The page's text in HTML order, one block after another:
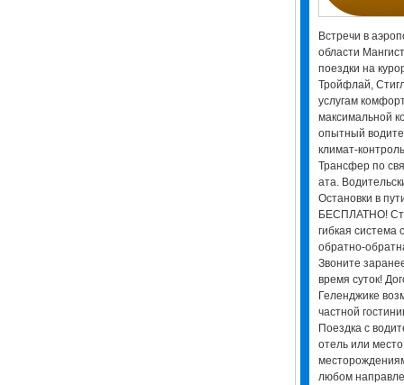
Встречи в
области
поездки на
Тройфлай,
услугам
максимальной
опытный
климат-
Трансфер по
ата.
Остановки в
БЕСПЛАТНО!
гибкая система
обратно-
Звоните
время суток!
Геленджике
частной
Поездка с
отель или
любом